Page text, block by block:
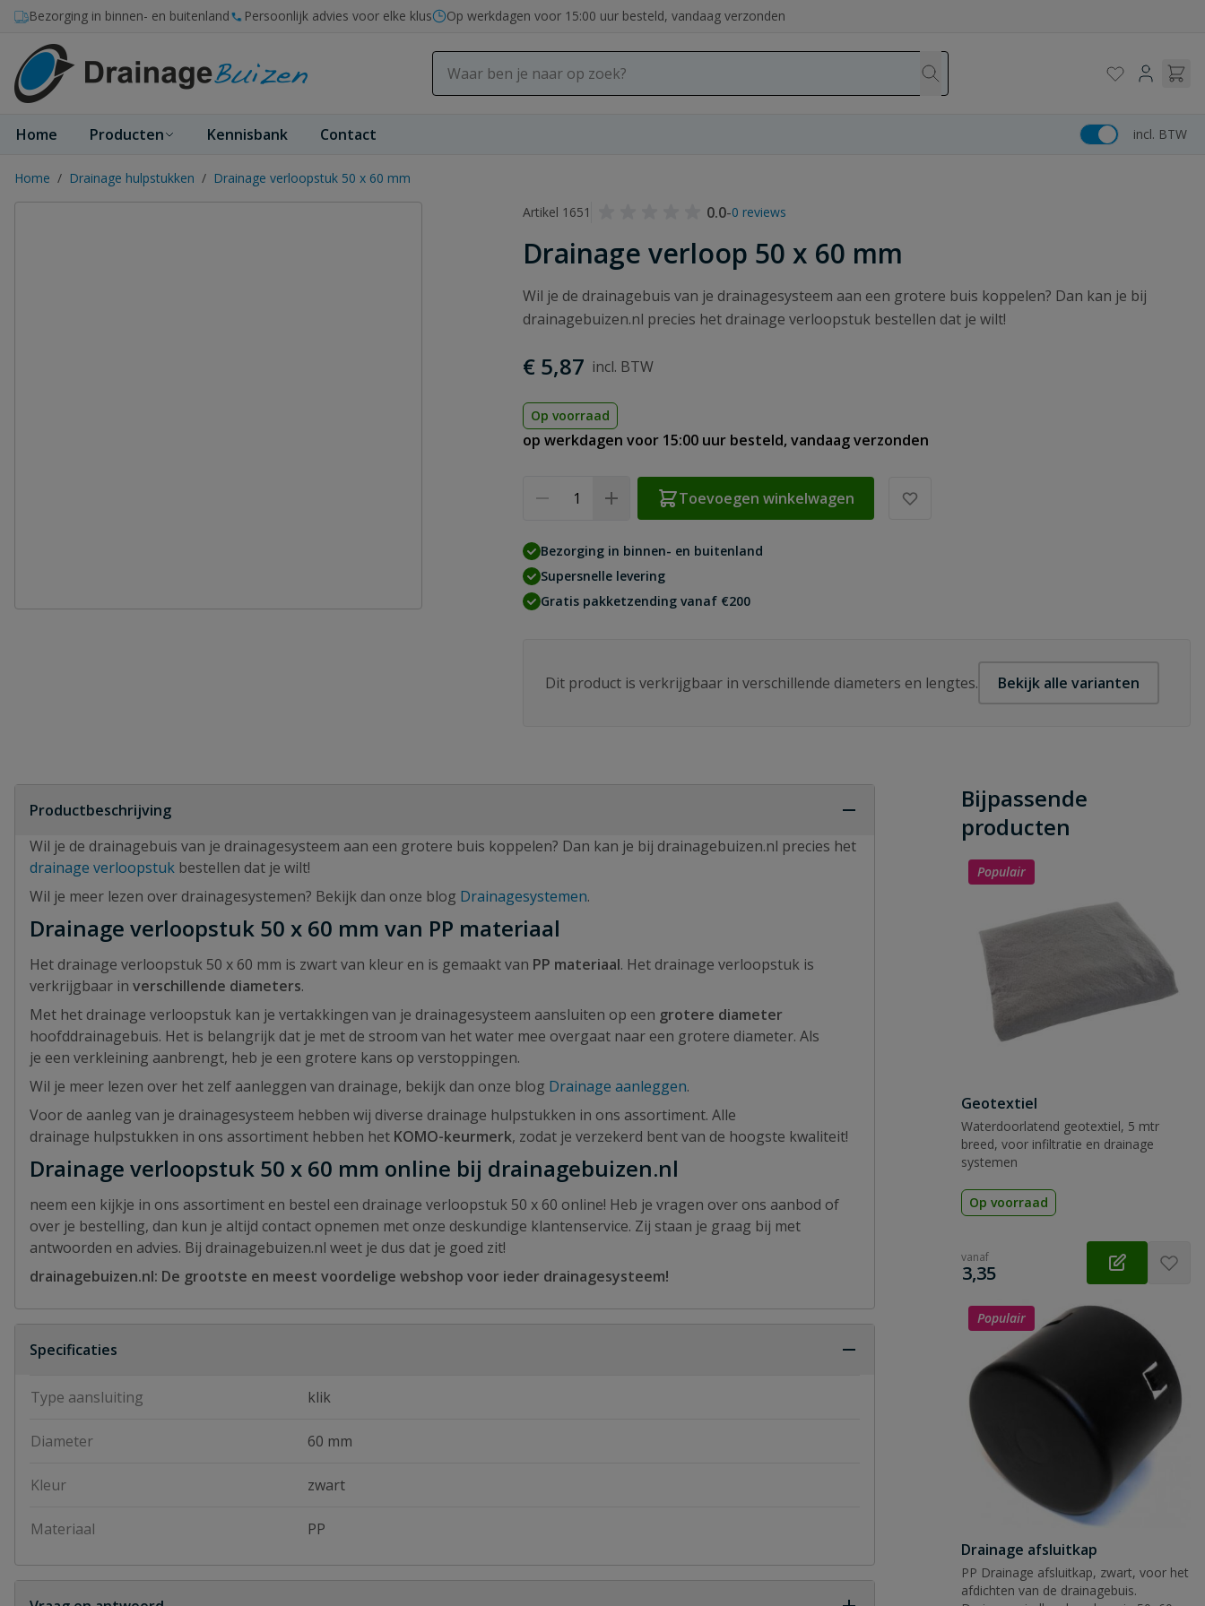
Ga naar de inhoud
Bezorging in binnen- en buitenland Persoonlijk advies voor elke klus Op werkdagen voor 15:00 uur besteld, vandaag verzonden
Home Producten Kennisbank Contact incl. BTW
Home / Drainage hulpstukken / Drainage verloopstuk 50 x 60 mm
Artikel 1651
0.0-0 reviews
Drainage verloop 50 x 60 mm
Wil je de drainagebuis van je drainagesysteem aan een grotere buis koppelen? Dan kan je bij
drainagebuizen.nl precies het drainage verloopstuk bestellen dat je wilt!
€ 5,87
Op voorraad
op werkdagen voor 15:00 uur besteld, vandaag verzonden
Toevoegen winkelwagen
Bezorging in binnen- en buitenland
Supersnelle levering
Gratis pakketzending vanaf €200
Dit product is verkrijgbaar in verschillende diameters en lengtes. Bekijk alle varianten
Productbeschrijving
Wil je de drainagebuis van je drainagesysteem aan een grotere buis koppelen? Dan kan je bij drainagebuizen.nl precies het
drainage verloopstuk bestellen dat je wilt!
Wil je meer lezen over drainagesystemen? Bekijk dan onze blog Drainagesystemen.
Drainage verloopstuk 50 x 60 mm van PP materiaal
Het drainage verloopstuk 50 x 60 mm is zwart van kleur en is gemaakt van PP materiaal. Het drainage verloopstuk is
verkrijgbaar in verschillende diameters.
Met het drainage verloopstuk kan je vertakkingen van je drainagesysteem aansluiten op een grotere diameter
hoofddrainagebuis. Het is belangrijk dat je met de stroom van het water mee overgaat naar een grotere diameter. Als
je een verkleining aanbrengt, heb je een grotere kans op verstoppingen.
Wil je meer lezen over het zelf aanleggen van drainage, bekijk dan onze blog Drainage aanleggen.
Voor de aanleg van je drainagesysteem hebben wij diverse drainage hulpstukken in ons assortiment. Alle
drainage hulpstukken in ons assortiment hebben het KOMO-keurmerk, zodat je verzekerd bent van de hoogste kwaliteit!
Drainage verloopstuk 50 x 60 mm online bij drainagebuizen.nl
neem een kijkje in ons assortiment en bestel een drainage verloopstuk 50 x 60 online! Heb je vragen over ons aanbod of
over je bestelling, dan kun je altijd contact opnemen met onze deskundige klantenservice. Zij staan je graag bij met
antwoorden en advies. Bij drainagebuizen.nl weet je dus dat je goed zit!
drainagebuizen.nl: De grootste en meest voordelige webshop voor ieder drainagesysteem!
Specificaties
Type aansluiting klik
Diameter 60 mm
Kleur zwart
Materiaal PP
Bijpassende
producten
Populair
Geotextiel
Waterdoorlatend geotextiel, 5 mtr
breed, voor infiltratie en drainage
systemen
Op voorraad
vanaf
€
3,35
Populair
Drainage afsluitkap
PP Drainage afsluitkap, zwart, voor het
afdichten van de drainagebuis.